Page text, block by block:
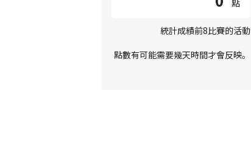
點
統計成績前8比賽的活動
點數有可能需要幾天時間才會反映。